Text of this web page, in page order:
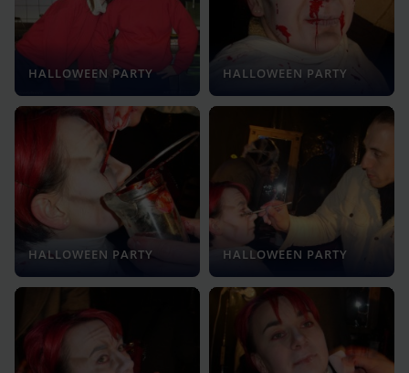
HALLOWEEN PARTY HALLOWEEN PARTY
HALLOWEEN PARTY HALLOWEEN PARTY